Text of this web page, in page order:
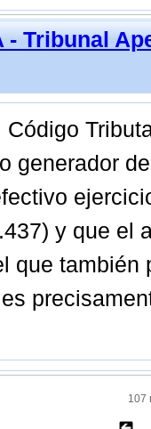
- Tribunal
Código
generador
y que el
que
107